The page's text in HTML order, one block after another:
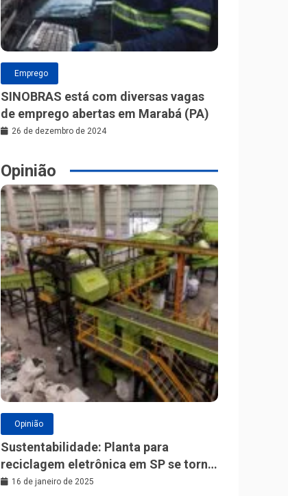
Emprego
SINOBRAS está com diversas vagas
de emprego abertas em Marabá (PA)
26 de dezembro de 2024
Opinião
Opinião
Sustentabilidade: Planta para
reciclagem eletrônica em SP se torna
a maior da América Latina
16 de janeiro de 2025